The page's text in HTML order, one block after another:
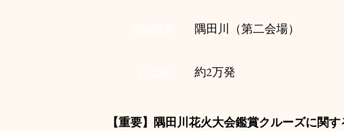
​隅田川（第二会場）
約2万発
【重要】隅田川花火大会鑑賞クルーズに関